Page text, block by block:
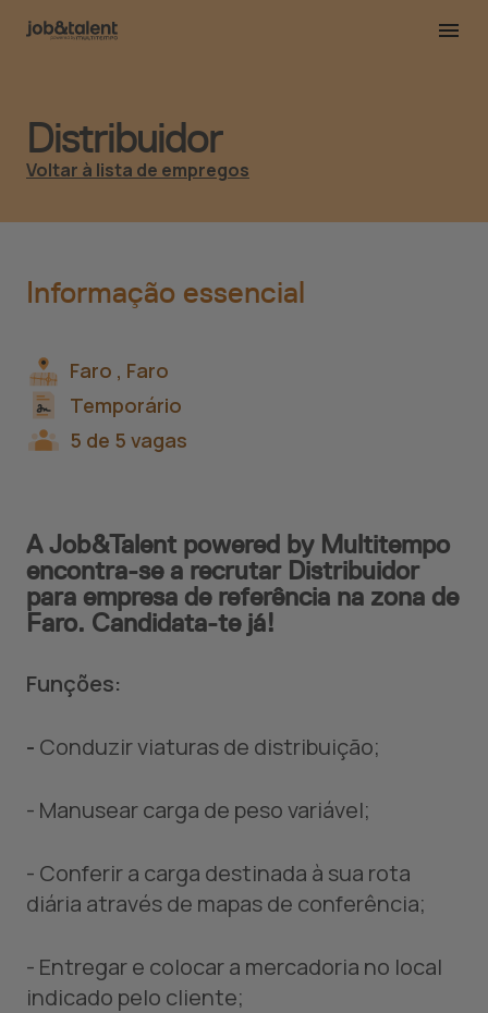
Distribuidor
Voltar à lista de empregos
A Job&Talent powered by Multitempo
encontra-se a recrutar Distribuidor
para empresa de referência na zona de
Faro. Candidata-te já!
Funções:
- Conduzir viaturas de distribuição;
- Manusear carga de peso variável;
- Conferir a carga destinada à sua rota
diária através de mapas de conferência;
- Entregar e colocar a mercadoria no local
indicado pelo cliente;
Informação essencial
Faro , Faro
Temporário
5 de 5 vagas